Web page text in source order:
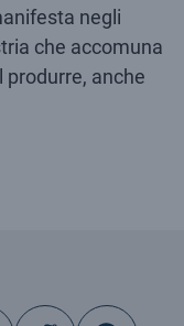
negli
che accomuna
anche